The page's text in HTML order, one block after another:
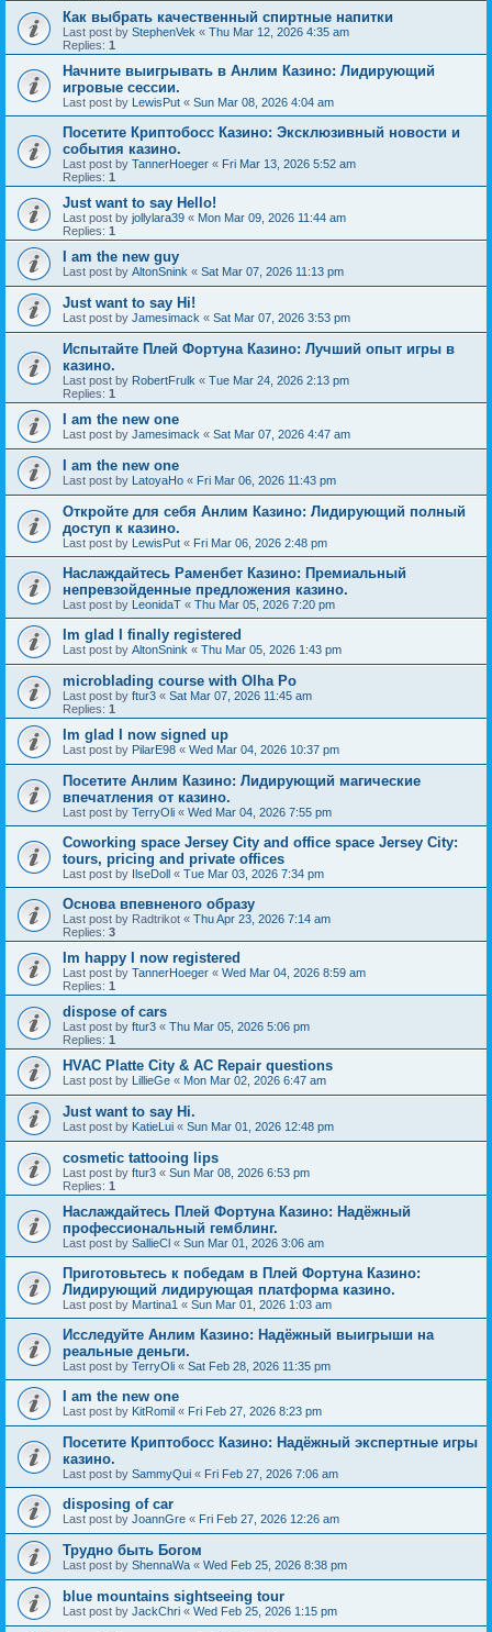
Как выбрать качественный спиртные напитки
Last post by StephenVek « Thu Mar 12, 2026 4:35 am
Replies: 1
Начните выигрывать в Анлим Казино: Лидирующий
игровые сессии.
Last post by LewisPut « Sun Mar 08, 2026 4:04 am
Посетите Криптобосс Казино: Эксклюзивный новости и
события казино.
Last post by TannerHoeger « Fri Mar 13, 2026 5:52 am
Replies: 1
Just want to say Hello!
Last post by jollylara39 « Mon Mar 09, 2026 11:44 am
Replies: 1
I am the new guy
Last post by AltonSnink « Sat Mar 07, 2026 11:13 pm
Just want to say Hi!
Last post by Jamesimack « Sat Mar 07, 2026 3:53 pm
Испытайте Плей Фортуна Казино: Лучший опыт игры в
казино.
Last post by RobertFrulk « Tue Mar 24, 2026 2:13 pm
Replies: 1
I am the new one
Last post by Jamesimack « Sat Mar 07, 2026 4:47 am
I am the new one
Last post by LatoyaHo « Fri Mar 06, 2026 11:43 pm
Откройте для себя Анлим Казино: Лидирующий полный
доступ к казино.
Last post by LewisPut « Fri Mar 06, 2026 2:48 pm
Наслаждайтесь Раменбет Казино: Премиальный
непревзойденные предложения казино.
Last post by LeonidaT « Thu Mar 05, 2026 7:20 pm
Im glad I finally registered
Last post by AltonSnink « Thu Mar 05, 2026 1:43 pm
microblading course with Olha Po
Last post by ftur3 « Sat Mar 07, 2026 11:45 am
Replies: 1
Im glad I now signed up
Last post by PilarE98 « Wed Mar 04, 2026 10:37 pm
Посетите Анлим Казино: Лидирующий магические
впечатления от казино.
Last post by TerryOli « Wed Mar 04, 2026 7:55 pm
Coworking space Jersey City and office space Jersey City:
tours, pricing and private offices
Last post by IlseDoll « Tue Mar 03, 2026 7:34 pm
Основа впевненого образу
Last post by Radtrikot « Thu Apr 23, 2026 7:14 am
Replies: 3
Im happy I now registered
Last post by TannerHoeger « Wed Mar 04, 2026 8:59 am
Replies: 1
dispose of cars
Last post by ftur3 « Thu Mar 05, 2026 5:06 pm
Replies: 1
HVAC Platte City & AC Repair questions
Last post by LillieGe « Mon Mar 02, 2026 6:47 am
Just want to say Hi.
Last post by KatieLui « Sun Mar 01, 2026 12:48 pm
cosmetic tattooing lips
Last post by ftur3 « Sun Mar 08, 2026 6:53 pm
Replies: 1
Наслаждайтесь Плей Фортуна Казино: Надёжный
профессиональный гемблинг.
Last post by SallieCl « Sun Mar 01, 2026 3:06 am
Приготовьтесь к победам в Плей Фортуна Казино:
Лидирующий лидирующая платформа казино.
Last post by Martina1 « Sun Mar 01, 2026 1:03 am
Исследуйте Анлим Казино: Надёжный выигрыши на
реальные деньги.
Last post by TerryOli « Sat Feb 28, 2026 11:35 pm
I am the new one
Last post by KitRomil « Fri Feb 27, 2026 8:23 pm
Посетите Криптобосс Казино: Надёжный экспертные игры
казино.
Last post by SammyQui « Fri Feb 27, 2026 7:06 am
disposing of car
Last post by JoannGre « Fri Feb 27, 2026 12:26 am
Трудно быть Богом
Last post by ShennaWa « Wed Feb 25, 2026 8:38 pm
blue mountains sightseeing tour
Last post by JackChri « Wed Feb 25, 2026 1:15 pm